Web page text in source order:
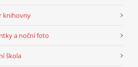
knihovny
a noční foto
škola